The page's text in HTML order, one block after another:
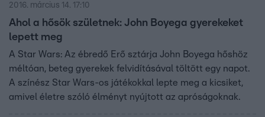
2016. március 14. 17:10
Ahol a hősök születnek: John Boyega gyerekeket
lepett meg
A Star Wars: Az ébredő Erő sztárja John Boyega hőshöz
méltóan, beteg gyerekek felvidításával töltött egy napot.
A színész Star Wars-os játékokkal lepte meg a kicsiket,
amivel életre szóló élményt nyújtott az apróságoknak.